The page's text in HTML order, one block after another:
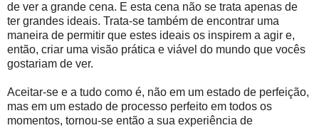
de ver a grande cena. E esta cena não se trata apenas de
ter grandes ideais. Trata-se também de encontrar uma
maneira de permitir que estes ideais os inspirem a agir e,
então, criar uma visão prática e viável do mundo que vocês
gostariam de ver.
Aceitar-se e a tudo como é, não em um estado de perfeição,
mas em um estado de processo perfeito em todos os
momentos, tornou-se então a sua experiência de